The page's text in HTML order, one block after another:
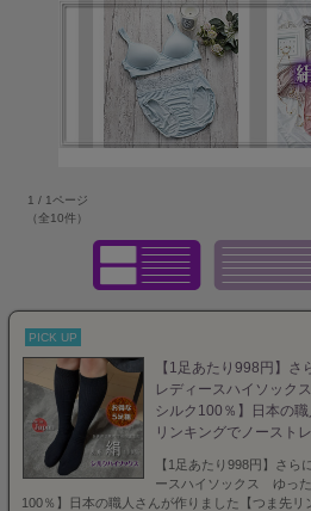
1 / 1ページ
（全10件）
PICK UP
【1足あたり998円】さ
レディースハイソック
シルク100％】日本の
リンキングでノースト
【1足あたり998円】さら
ースハイソックス ゆっ
100％】日本の職人さんが作りました【つま先